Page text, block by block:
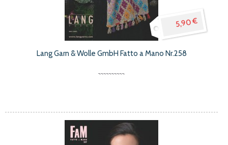
5,90 €
Lang Garn & Wolle GmbH Fatto a Mano Nr.258